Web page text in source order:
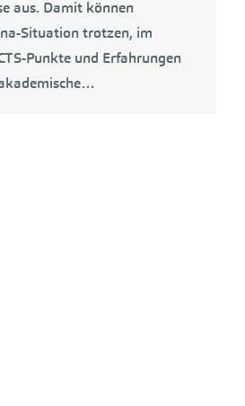
aus. Damit können
Situation trotzen, im
Punkte und Erfahrungen